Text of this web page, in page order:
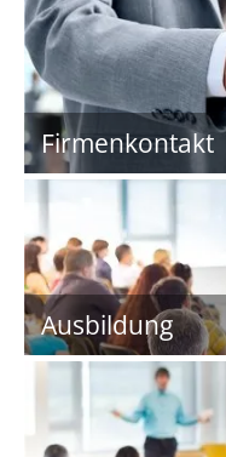
Firmenkontakt
Ausbildung